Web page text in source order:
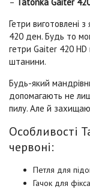
Гетри виготовлені з
420 ден. Будь то
гетри Gaiter 420
штанини.
Будь-який
допомагають не
пилу. Але й
Особливості
червоні:
Петля для
Гачок для